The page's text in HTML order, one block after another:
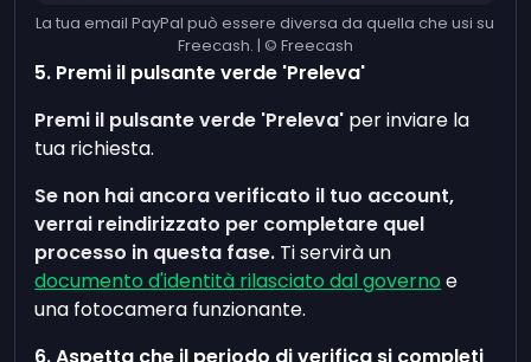
La tua email PayPal può essere diversa da quella che usi su
Freecash. | © Freecash
5. Premi il pulsante verde 'Preleva'
Premi il pulsante verde 'Preleva' per inviare la
tua richiesta.
Se non hai ancora verificato il tuo account,
verrai reindirizzato per completare quel
processo in questa fase. Ti servirà un
documento d'identità rilasciato dal governo e
una fotocamera funzionante.